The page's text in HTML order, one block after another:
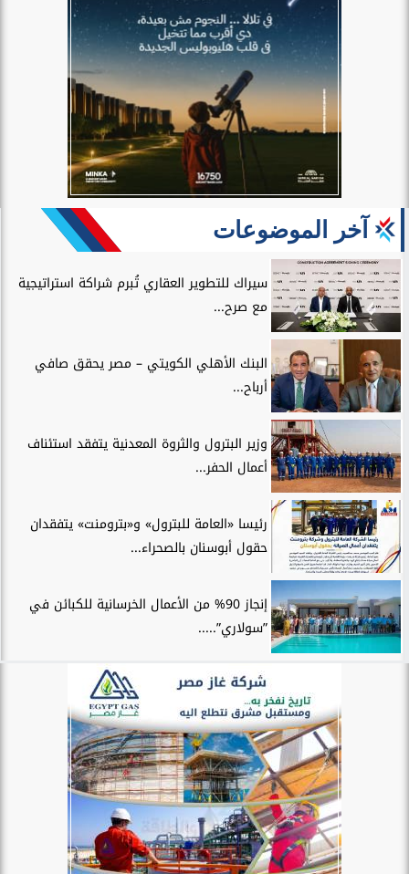
آخر الموضوعات
سيراك للتطوير العقاري تُبرم شراكة استراتيجية
مع صرح...
البنك الأهلي الكويتي – مصر يحقق صافي
أرباح...
وزير البترول والثروة المعدنية يتفقد استئناف
أعمال الحفر...
رئيسا «العامة للبترول» و«بترومنت» يتفقدان
حقول أبوسنان بالصحراء...
إنجاز 90% من الأعمال الخرسانية للكبائن في
”سولاري”.....